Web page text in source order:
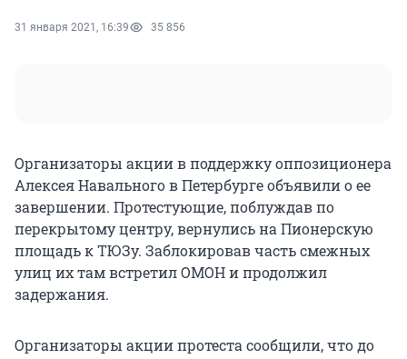
31 января 2021, 16:39 35 856
Организаторы акции в поддержку оппозиционера
Алексея Навального в Петербурге объявили о ее
завершении. Протестующие, поблуждав по
перекрытому центру, вернулись на Пионерскую
площадь к ТЮЗу. Заблокировав часть смежных
улиц их там встретил ОМОН и продолжил
задержания.
Организаторы акции протеста сообщили, что до